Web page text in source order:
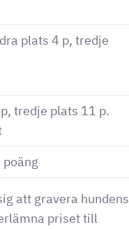
plats 4 p, tredje
tredje plats 11 p.
att gravera hundens
priset till